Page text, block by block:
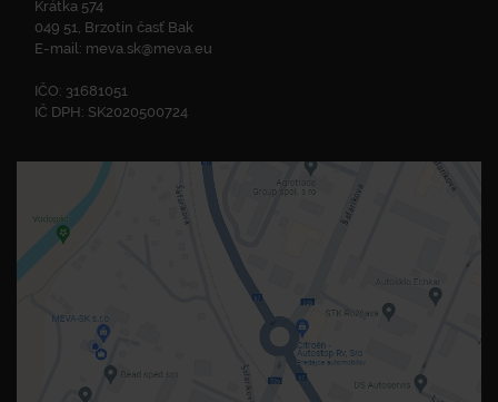
Krátka 574
049 51, Brzotín časť Bak
E-mail: meva.sk@meva.eu
IČO: 31681051
IČ DPH: SK2020500724